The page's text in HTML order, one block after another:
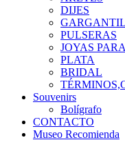
DIJES
PULSERAS
JOYAS
PLATA
BRIDAL
Souvenirs
Bolígrafo
CONTACTO
Museo Recomienda